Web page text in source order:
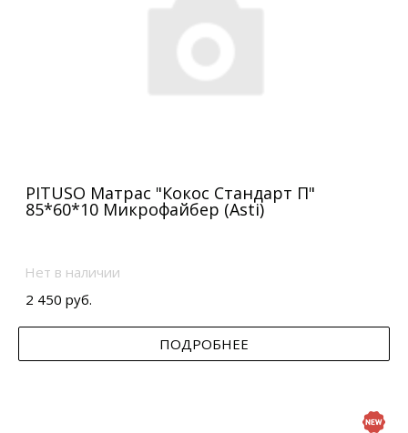
PITUSO Матрас "Кокос Стандарт П"
85*60*10 Микрофайбер (Asti)
Нет в наличии
2 450 руб.
ПОДРОБНЕЕ